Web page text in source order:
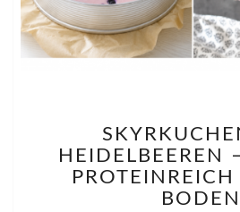
MIT
–
HEIDELBEEREN
BODEN